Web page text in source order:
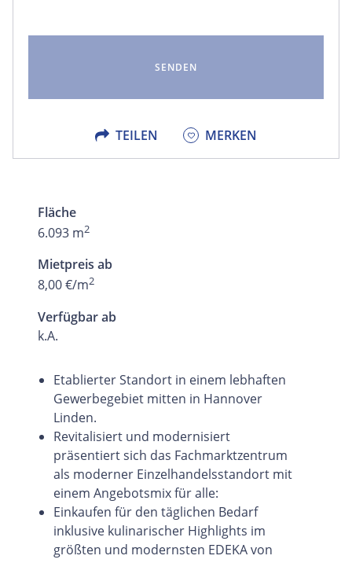
TEILEN
X
MERKEN
Fläche
6.093 m2
Mietpreis ab
8,00 €/m2
Verfügbar ab
k.A.
Etablierter Standort in einem lebhaften
Gewerbegebiet mitten in Hannover
Linden.
Revitalisiert und modernisiert
präsentiert sich das Fachmarktzentrum
als moderner Einzelhandelsstandort mit
einem Angebotsmix für alle:
Einkaufen für den täglichen Bedarf
inklusive kulinarischer Highlights im
größten und modernsten EDEKA von